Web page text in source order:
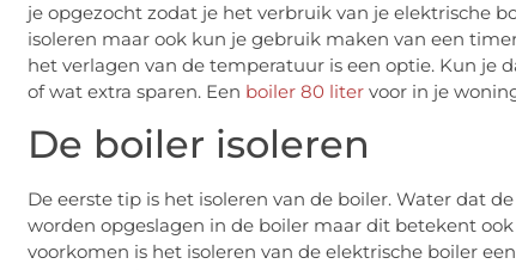
je opgezocht zodat je het verbruik van je elektrische
isoleren maar ook kun je gebruik maken van een
het verlagen van de temperatuur is een optie. Kun je
of wat extra sparen. Een boiler 80 liter voor in je
De boiler isoleren
De eerste tip is het isoleren van de boiler. Water dat
worden opgeslagen in de boiler maar dit betekent
voorkomen is het isoleren van de elektrische boiler